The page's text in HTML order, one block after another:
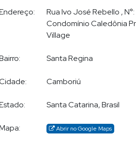
Rua Ivo José Rebello ,N°:
Condomínio Caledônia
Village
Santa Regina
Camboriú
Santa Catarina, Brasil
Abrir no Google Maps